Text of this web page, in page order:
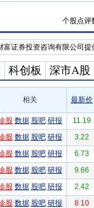
个股点评
富证券投资咨询有限公司
科创板 深市A股
相关 最新价
股 数据 股吧 研报
11.19
股 数据 股吧 研报
3.22
股 数据 股吧 研报
6.73
股 数据 股吧 研报
9.66
股 数据 股吧 研报
2.42
股 数据 股吧 研报
8.10